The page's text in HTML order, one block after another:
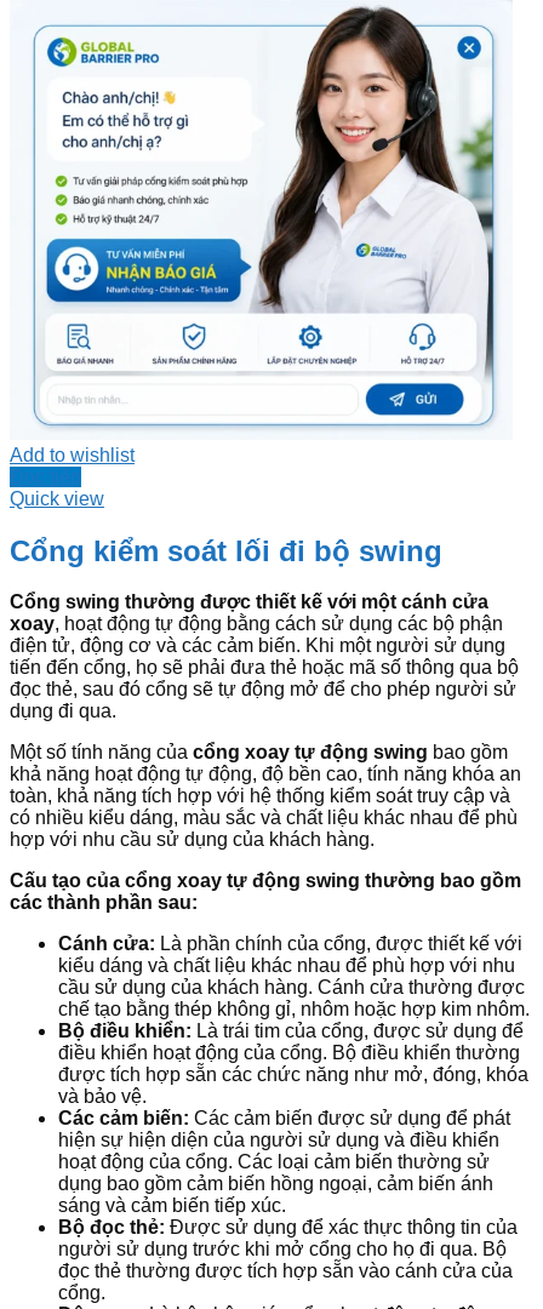
Add to wishlist
Đọc tiếp
Quick view
Cổng kiểm soát lối đi bộ swing
Cổng swing thường được thiết kế với một cánh cửa
xoay, hoạt động tự động bằng cách sử dụng các bộ phận
điện tử, động cơ và các cảm biến. Khi một người sử dụng
tiến đến cổng, họ sẽ phải đưa thẻ hoặc mã số thông qua bộ
đọc thẻ, sau đó cổng sẽ tự động mở để cho phép người sử
dụng đi qua.
Một số tính năng của cổng xoay tự động swing bao gồm
khả năng hoạt động tự động, độ bền cao, tính năng khóa an
toàn, khả năng tích hợp với hệ thống kiểm soát truy cập và
có nhiều kiểu dáng, màu sắc và chất liệu khác nhau để phù
hợp với nhu cầu sử dụng của khách hàng.
Cấu tạo của cổng xoay tự động swing thường bao gồm
các thành phần sau:
Cánh cửa: Là phần chính của cổng, được thiết kế với
kiểu dáng và chất liệu khác nhau để phù hợp với nhu
cầu sử dụng của khách hàng. Cánh cửa thường được
chế tạo bằng thép không gỉ, nhôm hoặc hợp kim nhôm.
Bộ điều khiển: Là trái tim của cổng, được sử dụng để
điều khiển hoạt động của cổng. Bộ điều khiển thường
được tích hợp sẵn các chức năng như mở, đóng, khóa
và bảo vệ.
Các cảm biến: Các cảm biến được sử dụng để phát
hiện sự hiện diện của người sử dụng và điều khiển
hoạt động của cổng. Các loại cảm biến thường sử
dụng bao gồm cảm biến hồng ngoại, cảm biến ánh
sáng và cảm biến tiếp xúc.
Bộ đọc thẻ: Được sử dụng để xác thực thông tin của
người sử dụng trước khi mở cổng cho họ đi qua. Bộ
đọc thẻ thường được tích hợp sẵn vào cánh cửa của
cổng.